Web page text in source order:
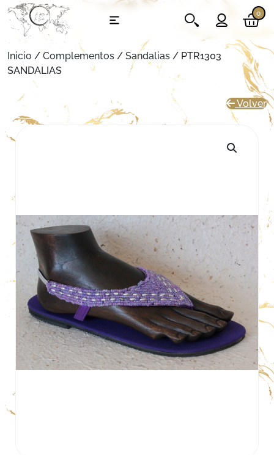
0
Inicio / Complementos / Sandalias / PTR1303
SANDALIAS
Volver